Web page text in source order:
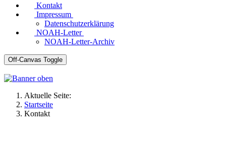
Kontakt
Impressum
Datenschutzerklärung
NOAH-Letter
NOAH-Letter-Archiv
Off-Canvas Toggle
Aktuelle Seite:
Startseite
Kontakt